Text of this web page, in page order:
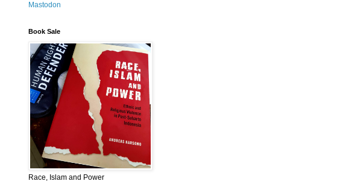
Mastodon
Book Sale
Race, Islam and Power